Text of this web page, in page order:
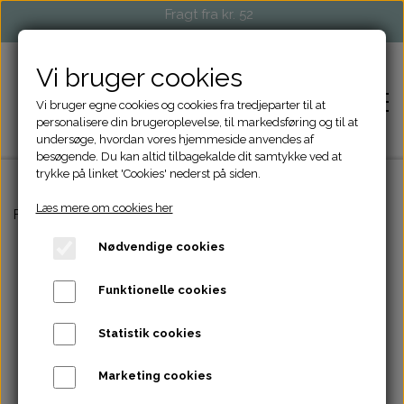
Fragt fra kr. 52
FORSIDE
FORHANDLERE
Forside DIY Kits Boucle garn, CamijoKnit håndfarvet
Vi bruger cookies
Vi bruger egne cookies og cookies fra tredjeparter til at
personalisere din brugeroplevelse, til markedsføring og til at
undersøge, hvordan vores hjemmeside anvendes af
besøgende. Du kan altid tilbagekalde dit samtykke ved at
trykke på linket 'Cookies' nederst på siden.
Læs mere om cookies her
Nødvendige cookies
Funktionelle cookies
Statistik cookies
Marketing cookies